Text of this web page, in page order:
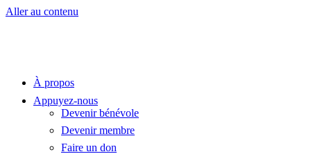
Aller au contenu
À propos
Appuyez-nous
Devenir bénévole
Devenir membre
Faire un don